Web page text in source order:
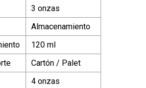
3 onzas
Almacenamiento
120 ml
Cartón / Palet
4 onzas